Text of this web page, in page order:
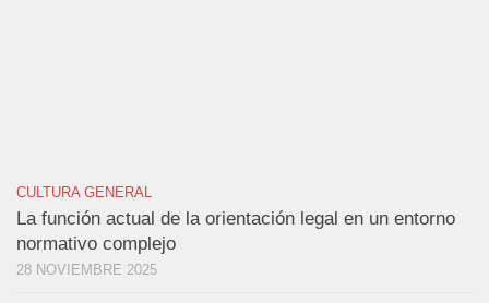
CULTURA GENERAL
La función actual de la orientación legal en un entorno
normativo complejo
28 NOVIEMBRE 2025